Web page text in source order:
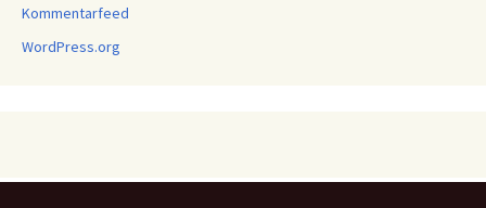
Kommentarfeed
WordPress.org